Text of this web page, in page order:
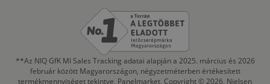
**Az NIQ GfK MI Sales Tracking adatai alapján a 2025. március és 2026
február között Magyarországon, négyzetméterben értékesített
termékmennyiséget tekintve, Panelmarket, Copyright © 2026, Nielsen